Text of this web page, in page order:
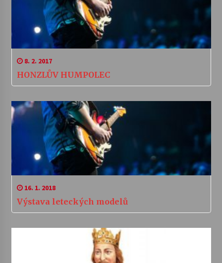
8. 2. 2017
HONZLŮV HUMPOLEC
16. 1. 2018
Výstava leteckých modelů